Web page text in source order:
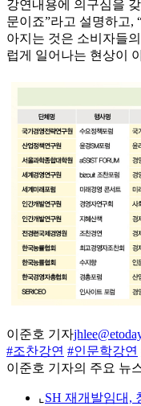
강연내용에 의구심을
문이죠”라고 설명하고,
아지는 것은 소비자들
럽게 일어나는 현상이
이준호 기자
#조찬강연 #인문학강연
이준호 기자의 주요 뉴
⌞ SH 재개발임대,